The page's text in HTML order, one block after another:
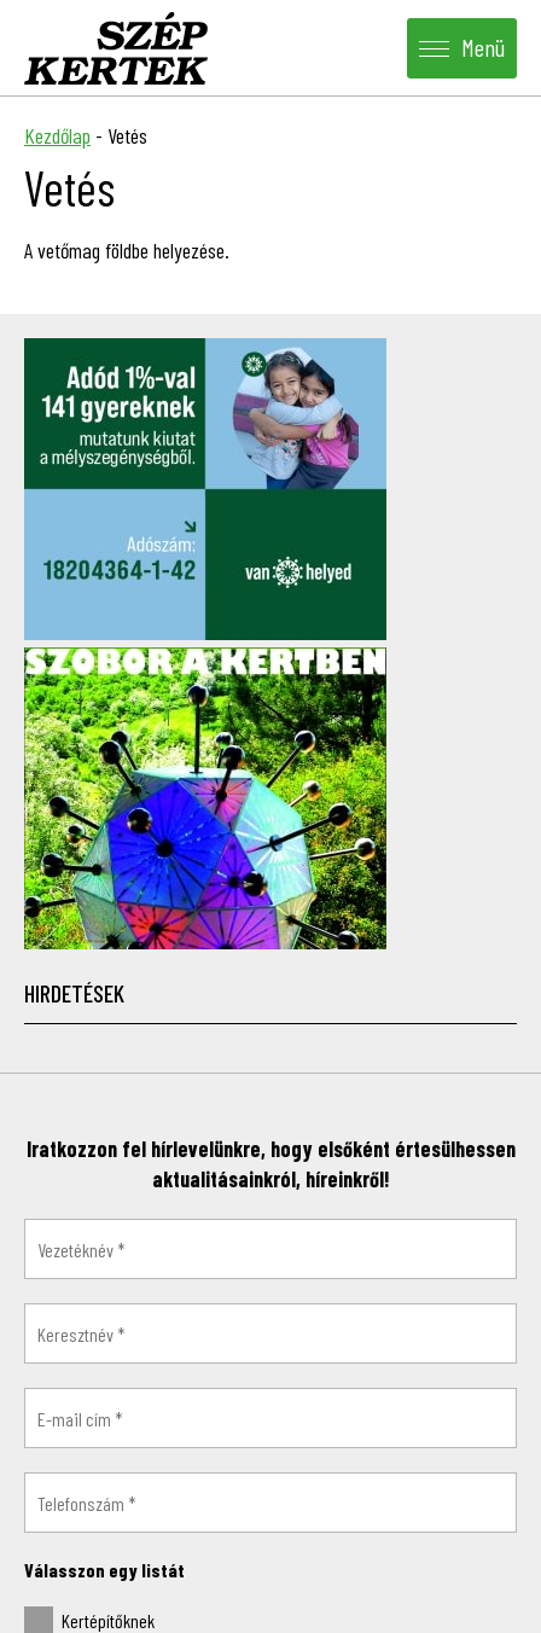
Menü
Kezdőlap - Vetés
Vetés
A vetőmag földbe helyezése.
HIRDETÉSEK
Iratkozzon fel hírlevelünkre, hogy elsőként értesülhessen
aktualitásainkról, híreinkről!
Válasszon egy listát
Kertépítőknek